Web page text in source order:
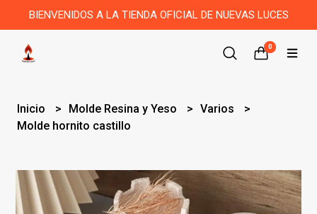
BIENVENIDOS A LA TIENDA OFICIAL DE NUEVAS LUCES
0
Inicio Molde Resina y Yeso
Varios
Molde hornito castillo